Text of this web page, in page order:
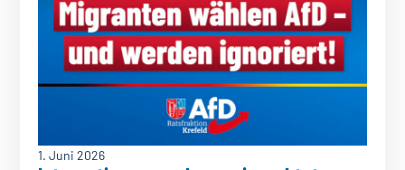
1. Juni 2026